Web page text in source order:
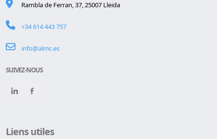
Rambla de Ferran, 37, 25007 Lleida
+34 614 443 757
info@almc.es
SUIVEZ-NOUS
Liens utiles